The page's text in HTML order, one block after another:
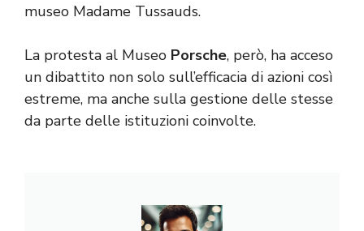
museo Madame Tussauds.
La protesta al Museo Porsche, però, ha acceso
un dibattito non solo sull’efficacia di azioni così
estreme, ma anche sulla gestione delle stesse
da parte delle istituzioni coinvolte.